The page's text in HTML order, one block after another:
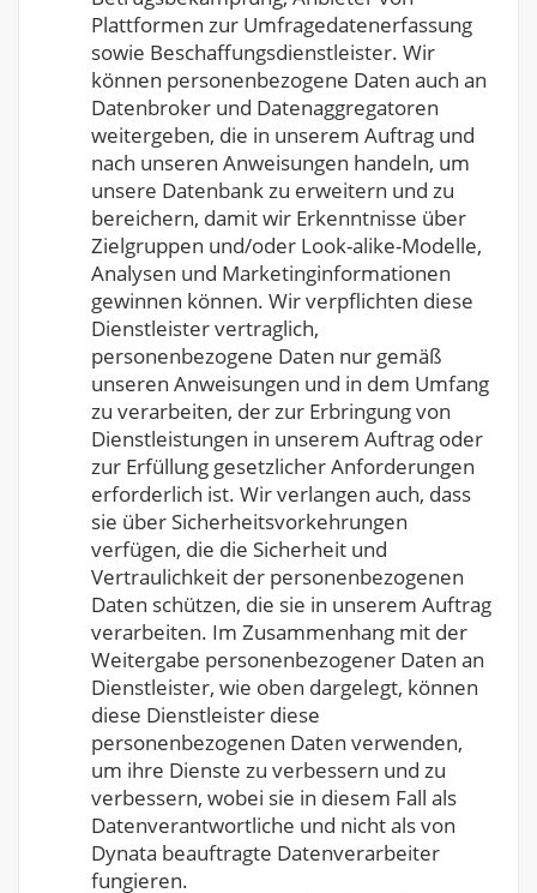
Plattformen zur Umfragedatenerfassung
sowie Beschaffungsdienstleister. Wir
können personenbezogene Daten auch an
Datenbroker und Datenaggregatoren
weitergeben, die in unserem Auftrag und
nach unseren Anweisungen handeln, um
unsere Datenbank zu erweitern und zu
bereichern, damit wir Erkenntnisse über
Zielgruppen und/oder Look-alike-Modelle,
Analysen und Marketinginformationen
gewinnen können. Wir verpflichten diese
Dienstleister vertraglich,
personenbezogene Daten nur gemäß
unseren Anweisungen und in dem Umfang
zu verarbeiten, der zur Erbringung von
Dienstleistungen in unserem Auftrag oder
zur Erfüllung gesetzlicher Anforderungen
erforderlich ist. Wir verlangen auch, dass
sie über Sicherheitsvorkehrungen
verfügen, die die Sicherheit und
Vertraulichkeit der personenbezogenen
Daten schützen, die sie in unserem Auftrag
verarbeiten. Im Zusammenhang mit der
Weitergabe personenbezogener Daten an
Dienstleister, wie oben dargelegt, können
diese Dienstleister diese
personenbezogenen Daten verwenden,
um ihre Dienste zu verbessern und zu
verbessern, wobei sie in diesem Fall als
Datenverantwortliche und nicht als von
Dynata beauftragte Datenverarbeiter
fungieren.